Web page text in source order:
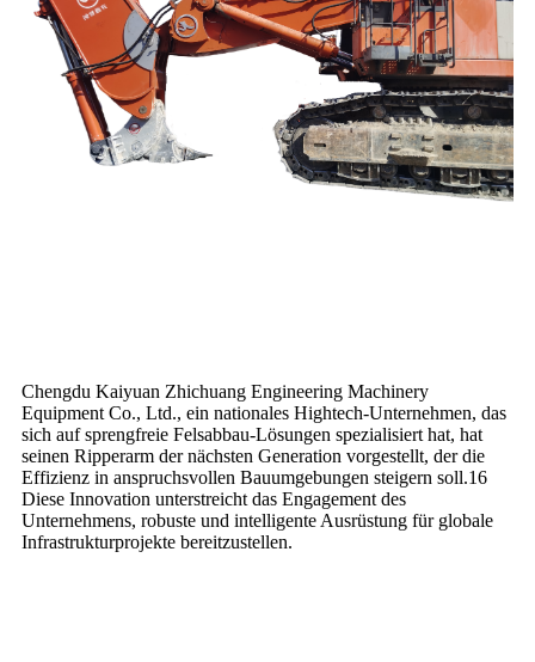
Chengdu Kaiyuan Zhichuang Engineering Machinery
Equipment Co., Ltd., ein nationales Hightech-Unternehmen, das
sich auf sprengfreie Felsabbau-Lösungen spezialisiert hat, hat
seinen Ripperarm der nächsten Generation vorgestellt, der die
Effizienz in anspruchsvollen Bauumgebungen steigern soll.16
Diese Innovation unterstreicht das Engagement des
Unternehmens, robuste und intelligente Ausrüstung für globale
Infrastrukturprojekte bereitzustellen.